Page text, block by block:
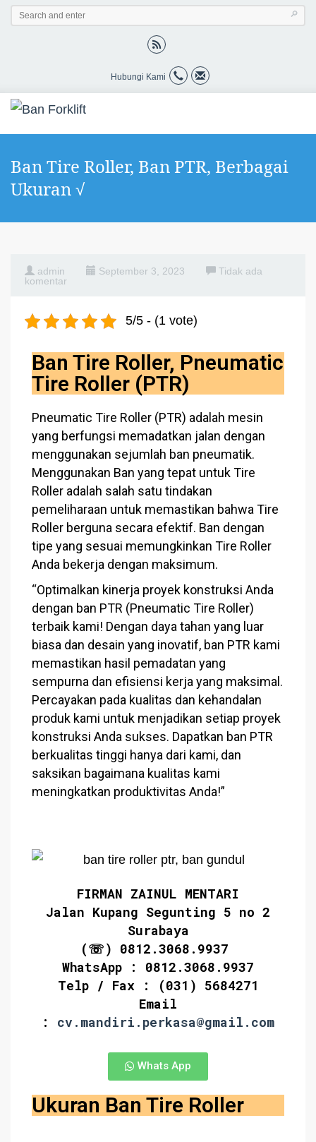
Hubungi Kami
Ban Tire Roller, Ban PTR, Berbagai
Ukuran √
admin September 3, 2023
Tidak ada
komentar
5/5 - (1 vote)
Ban Tire Roller, Pneumatic
Tire Roller (PTR)
Pneumatic Tire Roller (PTR) adalah mesin
yang berfungsi memadatkan jalan dengan
menggunakan sejumlah ban pneumatik.
Menggunakan Ban yang tepat untuk Tire
Roller adalah salah satu tindakan
pemeliharaan untuk memastikan bahwa Tire
Roller berguna secara efektif. Ban dengan
tipe yang sesuai memungkinkan Tire Roller
Anda bekerja dengan maksimum.
“Optimalkan kinerja proyek konstruksi Anda
dengan ban PTR (Pneumatic Tire Roller)
terbaik kami! Dengan daya tahan yang luar
biasa dan desain yang inovatif, ban PTR kami
memastikan hasil pemadatan yang
sempurna dan efisiensi kerja yang maksimal.
Percayakan pada kualitas dan kehandalan
produk kami untuk menjadikan setiap proyek
konstruksi Anda sukses. Dapatkan ban PTR
berkualitas tinggi hanya dari kami, dan
saksikan bagaimana kualitas kami
meningkatkan produktivitas Anda!”
FIRMAN ZAINUL MENTARI
Jalan Kupang Segunting 5 no 2
Surabaya
(☏) 0812.3068.9937
WhatsApp : 0812.3068.9937
Telp / Fax : (031) 5684271
Email
:
cv.mandiri.perkasa@gmail.com
Whats App
Ukuran Ban Tire Roller